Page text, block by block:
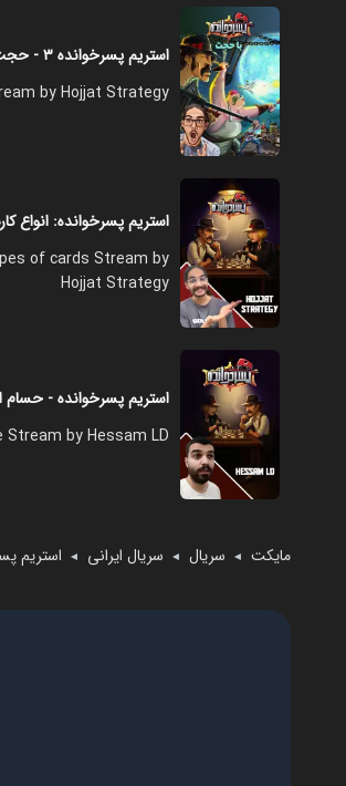
استریم پسرخوانده ۳ - حجت استراتژی
by Hojjat Strategy
استریم پسرخوانده: انواع
of cards Stream by
Hojjat Strategy
استریم پسرخوانده -
Stream by Hessam LD
مایکت ◄ سریال ◄ سریال ایرانی ◄ استریم